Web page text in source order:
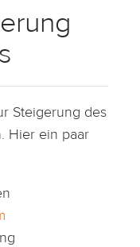
Steigerung des
Hier ein paar